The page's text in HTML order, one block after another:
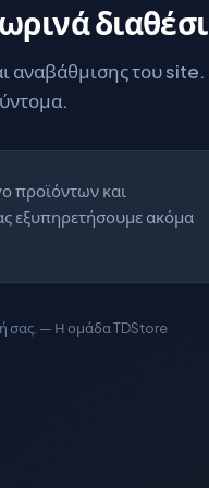
αναβάθμισης του site.
προϊόντων και
εξυπηρετήσουμε ακόμα
σας. — Η ομάδα TDStore